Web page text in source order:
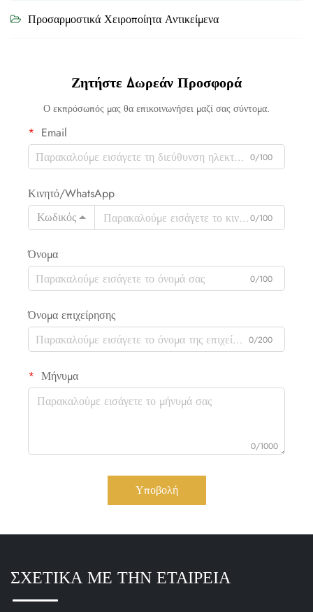
Προσαρμοστικά Χειροποίητα Αντικείμενα
Ζητήστε Δωρεάν Προσφορά
Ο εκπρόσωπός μας θα επικοινωνήσει μαζί σας σύντομα.
Email
0/100
Κινητό/WhatsApp
Κωδικός
0/100
Όνομα
0/100
Όνομα επιχείρησης
0/200
Μήνυμα
0/1000
Υποβολή
ΣΧΕΤΙΚΑ ΜΕ ΤΗΝ ΕΤΑΙΡΕΙΑ